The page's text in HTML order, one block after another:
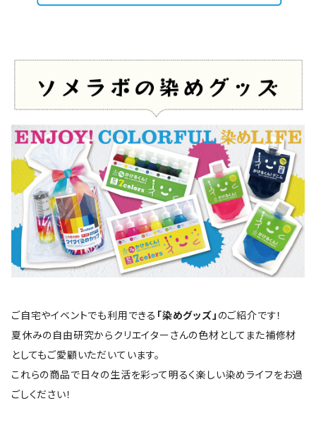
ご自宅やイベントでも利用できる 「染めグッズ」 のご紹介です！
夏休みの自由研究からクリエイターさんの色材としてまた補修材
としてもご愛顧いただいています。
これらの商品で日々の生活を彩って明るく楽しい染めライフをお過
ごしください！